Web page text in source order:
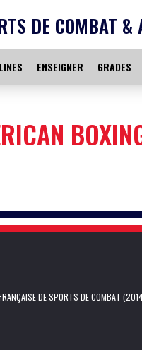
DE COMBAT
ENSEIGNER GRADES
DE SPORTS DE COMBAT